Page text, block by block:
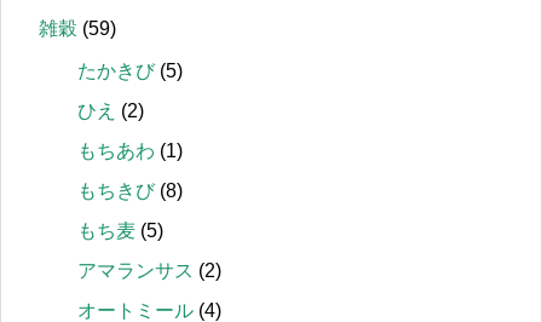
雑穀 (59)
たかきび(5)
ひえ (2)
もちあわ (1)
もちきび(8)
もち麦 (5)
アマランサス (2)
オートミール (4)